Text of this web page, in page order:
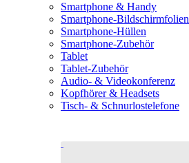
Smartphone & Handy
Smartphone-Bildschirmfolien
Smartphone-Hüllen
Smartphone-Zubehör
Tablet
Tablet-Zubehör
Audio- & Videokonferenz
Kopfhörer & Headsets
Tisch- & Schnurlostelefone